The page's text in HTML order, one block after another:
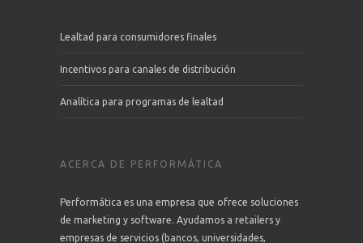
Lealtad para consumidores finales
Incentivos para canales de distribución
Analítica para programas de lealtad
ACERCA DE PERFORMÁTICA
Performática es una empresa que ofrece soluciones
de marketing y software. Ayudamos a retailers y
empresas de servicios (bancos, universidades,